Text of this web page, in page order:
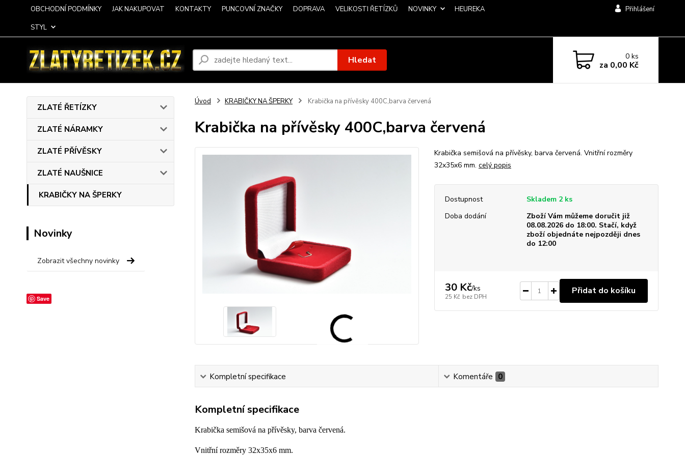
OBCHODNÍ PODMÍNKY JAK NAKUPOVAT KONTAKTY PUNCOVNÍ ZNAČKY DOPRAVA VELIKOSTI ŘETÍZKŮ NOVINKY
HEUREKA
STYL
Přihlášení
Hledat 0ks
za 0,00 Kč
ZLATÉ ŘETÍZKY
ZLATÉ NÁRAMKY
ZLATÉ PŘÍVĚSKY
ZLATÉ NAUŠNICE
KRABIČKY NA ŠPERKY
Novinky
Zobrazit všechny novinky
Save
Úvod KRABIČKY NA ŠPERKY Krabička na přívěsky 400C,barva červená
Krabička na přívěsky 400C,barva červená
Krabička semišová na přívěsky, barva červená. Vnitřní rozměry
32x35x6 mm. celý popis
Dostupnost
Skladem 2 ks
Doba dodání
Zboží Vám můžeme doručit již
08.08.2026 do 18:00. Stačí, když
zboží objednáte nejpozději dnes
do 12:00
30 Kč/ks
25 Kč bez DPH
Přidat do košíku
Kompletní specifikace Komentáře 0
Kompletní specifikace
Krabička semišová na přívěsky, barva červená.
Vnitřní rozměry 32x35x6 mm.